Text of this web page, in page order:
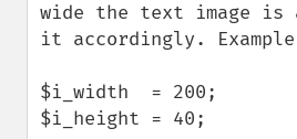
wide the text image is
it accordingly.
$i_width  = 200;
$i_height = 40;